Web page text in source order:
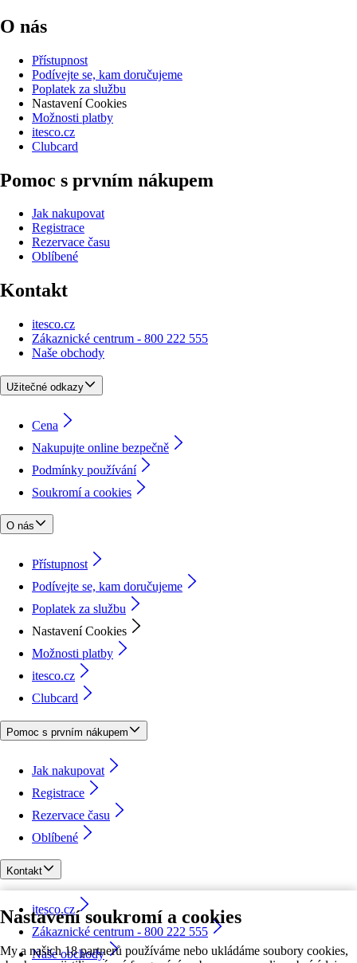
Nastavení soukromí a cookies
My a našich 18 partnerů používáme nebo ukládáme soubory cookies,
O nás
Přístupnost
Podívejte se, kam doručujeme
Poplatek za službu
Nastavení Cookies
Možnosti platby
itesco.cz
Clubcard
Pomoc s prvním nákupem
Jak nakupovat
Registrace
Rezervace času
Oblíbené
Kontakt
itesco.cz
Zákaznické centrum - 800 222 555
Naše obchody
Užitečné odkazy
Cena
Nakupujte online bezpečně
Podmínky používání
Soukromí a cookies
O nás
Přístupnost
Podívejte se, kam doručujeme
Poplatek za službu
Nastavení Cookies
Možnosti platby
itesco.cz
Clubcard
Pomoc s prvním nákupem
Jak nakupovat
Registrace
Rezervace času
Oblíbené
Kontakt
itesco.cz
Zákaznické centrum - 800 222 555
Naše obchody